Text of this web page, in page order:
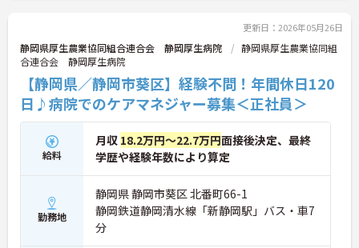
更新日：2026年05月26日
静岡県厚生農業協同組合連合会 静岡厚生病院
静岡県厚生農業協同組
合連合会 静岡厚生病院
【静岡県／静岡市葵区】経験不問！年間休日120
日♪病院でのケアマネジャー募集＜正社員＞
給料
月収 18.2万円～22.7万円面接後決定、最終
学歴や経験年数により算定
勤務地
静岡県 静岡市葵区 北番町66-1
静岡鉄道静岡清水線「新静岡駅」バス・車7
分